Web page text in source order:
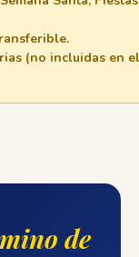
(no incluidas en el
de